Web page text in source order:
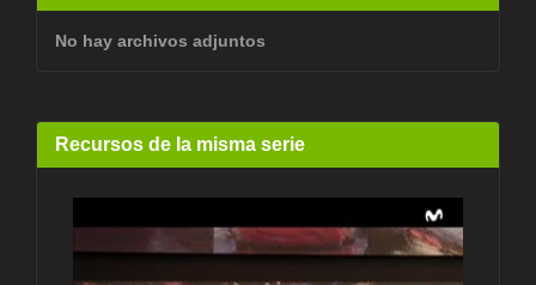
No hay archivos adjuntos
Recursos de la misma serie